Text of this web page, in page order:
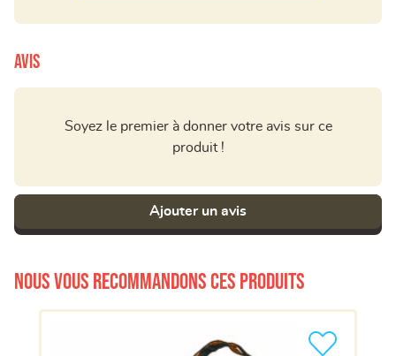
Avis
Soyez le premier à donner votre avis sur ce
produit !
Ajouter un avis
Nous vous recommandons ces produits